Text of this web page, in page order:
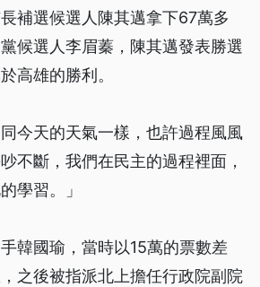
補選候選人陳其邁拿下67萬多
候選人李眉蓁，陳其邁發表勝選
高雄的勝利。
今天的天氣一樣，也許過程風風
不斷，我們在民主的過程裡面，
學習。」
韓國瑜，當時以15萬的票數差
之後被指派北上擔任行政院副院